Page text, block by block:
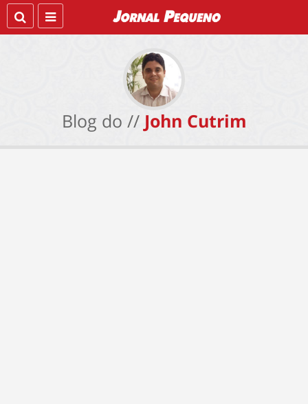
Blog do // John Cutrim